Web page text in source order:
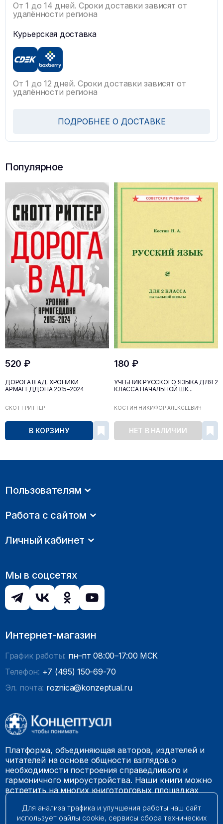
От 1 до 14 дней. Сроки доставки зависят от
удалённости региона
Курьерская доставка
От 1 до 12 дней. Сроки доставки зависят от
удалённости региона
ПОДРОБНЕЕ О ДОСТАВКЕ
Популярное
520 ₽
ДОРОГА В АД. ХРОНИКИ
АРМАГЕДДОНА 2015–2024
СКОТТ РИТТЕР
В КОРЗИНУ
180 ₽
УЧЕБНИК РУССКОГО ЯЗЫКА ДЛЯ 2
КЛАССА НАЧАЛЬНОЙ ШК...
КОСТИН НИКИФОР АЛЕКСЕЕВИЧ
НЕТ В НАЛИЧИИ
Пользователям
Работа с сайтом
Личный кабинет
Мы в соцсетях
Интернет-магазин
График работы: пн–пт 08:00–17:00 МСК
Телефон: +7 (495) 150-69-70
Эл. почта: roznica@konzeptual.ru
Платформа, объединяющая авторов, издателей и
читателей на основе общности взглядов о
необходимости построения справедливого и
гармоничного мироустройства. Наши книги можно
встретить на многих книготорговых площадках
© 2009 – 2026. Все права защищены.
Для анализа трафика и улучшения работы наш сайт
использует файлы cookie, сервисы сбора технических